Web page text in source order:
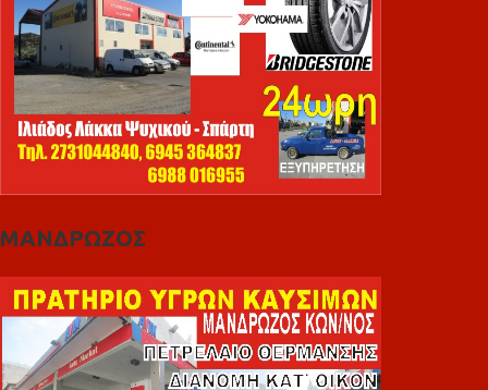
ΜΑΝΔΡΩΖΟΣ